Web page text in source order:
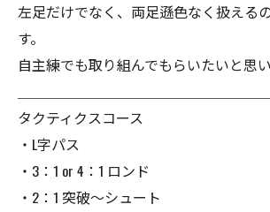
左足だけでなく、両足遜色なく扱える
す。
自主練でも取り組んでもらいたいと思い
タクティクスコース
・L字パス
・3：1 or 4：1 ロンド
・2：1 突破〜シュート